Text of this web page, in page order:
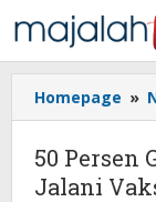
ke
konten
Homepage »
50 Persen
Jalani